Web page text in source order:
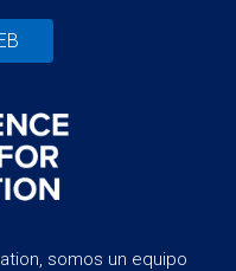
somos un equipo